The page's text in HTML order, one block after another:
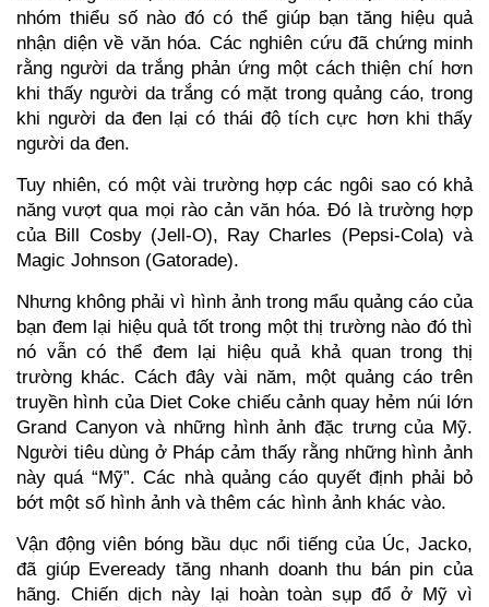
nhóm thiểu số nào đó có thể giúp bạn tăng hiệu quả
nhận diện về văn hóa. Các nghiên cứu đã chứng minh
rằng người da trắng phản ứng một cách thiện chí hơn
khi thấy người da trắng có mặt trong quảng cáo, trong
khi người da đen lại có thái độ tích cực hơn khi thấy
người da đen.
Tuy nhiên, có một vài trường hợp các ngôi sao có khả
năng vượt qua mọi rào cản văn hóa. Đó là trường hợp
của Bill Cosby (Jell-O), Ray Charles (Pepsi-Cola) và
Magic Johnson (Gatorade).
Nhưng không phải vì hình ảnh trong mẩu quảng cáo của
bạn đem lại hiệu quả tốt trong một thị trường nào đó thì
nó vẫn có thể đem lại hiệu quả khả quan trong thị
trường khác. Cách đây vài năm, một quảng cáo trên
truyền hình của Diet Coke chiếu cảnh quay hẻm núi lớn
Grand Canyon và những hình ảnh đặc trưng của Mỹ.
Người tiêu dùng ở Pháp cảm thấy rằng những hình ảnh
này quá “Mỹ”. Các nhà quảng cáo quyết định phải bỏ
bớt một số hình ảnh và thêm các hình ảnh khác vào.
Vận động viên bóng bầu dục nổi tiếng của Úc, Jacko,
đã giúp Eveready tăng nhanh doanh thu bán pin của
hãng. Chiến dịch này lại hoàn toàn sụp đổ ở Mỹ vì